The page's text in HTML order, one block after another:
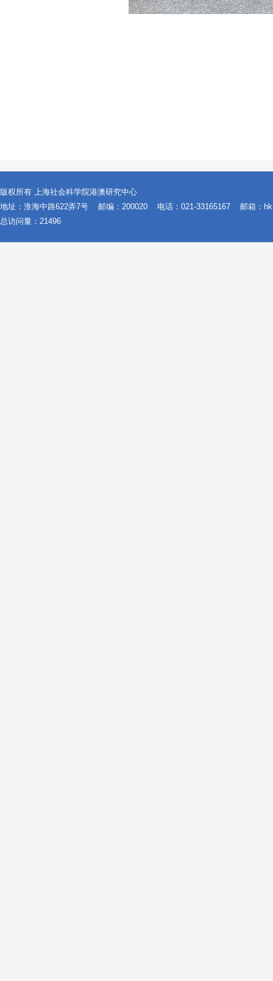
版权所有 上海社会科学院港澳研究中心
地址：淮海中路622弄7号
邮编：200020 电话：021-33165167
邮箱：
总访问量： 21496